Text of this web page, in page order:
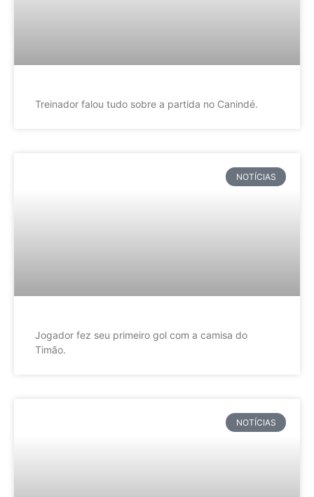
Treinador falou tudo sobre a partida no Canindé.
NOTÍCIAS
Jogador fez seu primeiro gol com a camisa do
Timão.
NOTÍCIAS